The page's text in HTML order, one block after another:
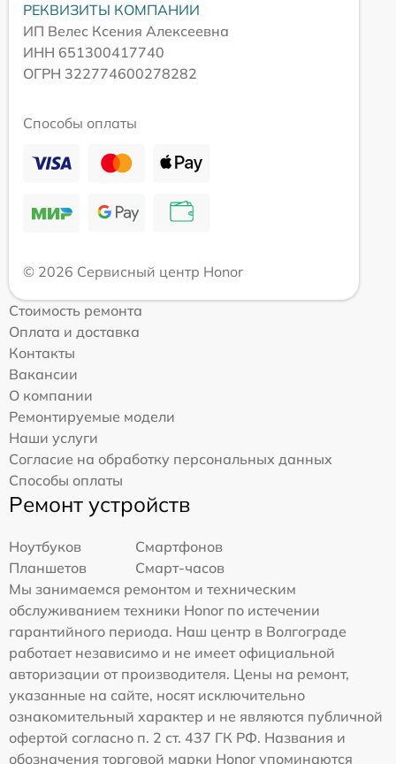
РЕКВИЗИТЫ КОМПАНИИ
ИП Велес Ксения Алексеевна
ИНН 651300417740
ОГРН 322774600278282
Способы оплаты
© 2026 Сервисный центр Honor
Стоимость ремонта
Оплата и доставка
Контакты
Вакансии
О компании
Ремонтируемые модели
Наши услуги
Согласие на обработку персональных данных
Способы оплаты
Ремонт устройств
Ноутбуков
Смартфонов
Планшетов
Смарт-часов
Мы занимаемся ремонтом и техническим
обслуживанием техники Honor по истечении
гарантийного периода. Наш центр в Волгограде
работает независимо и не имеет официальной
авторизации от производителя. Цены на ремонт,
указанные на сайте, носят исключительно
ознакомительный характер и не являются публичной
офертой согласно п. 2 ст. 437 ГК РФ. Названия и
обозначения торговой марки Honor упоминаются